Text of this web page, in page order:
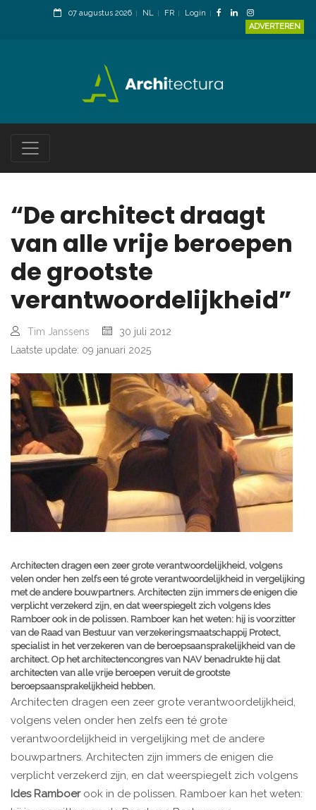
07 augustus 2026 NL FR
Login
ADVERTEREN
“De architect draagt
van alle vrije beroepen
de grootste
verantwoordelijkheid”
Tim Janssens
30 juli 2012
Laatste update: 09 januari 2025
Architecten dragen een zeer grote verantwoordelijkheid, volgens
velen onder hen zelfs een té grote verantwoordelijkheid in vergelijking
met de andere bouwpartners. Architecten zijn immers de enigen die
verplicht verzekerd zijn, en dat weerspiegelt zich volgens Ides
Ramboer ook in de polissen. Ramboer kan het weten: hij is voorzitter
van de Raad van Bestuur van verzekeringsmaatschappij Protect,
specialist in het verzekeren van de beroepsaansprakelijkheid van de
architect. Op het architectencongres van NAV benadrukte hij dat
architecten van alle vrije beroepen veruit de grootste
beroepsaansprakelijkheid hebben.
Architecten dragen een zeer grote verantwoordelijkheid,
volgens velen onder hen zelfs een té grote
verantwoordelijkheid in vergelijking met de andere
bouwpartners. Architecten zijn immers de enigen die
verplicht verzekerd zijn, en dat weerspiegelt zich volgens
Ides Ramboerook in de polissen. Ramboer kan het weten: